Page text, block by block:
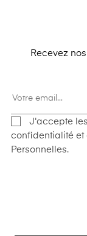
Recevez
J'accepte
confidentialité et
Personnelles.